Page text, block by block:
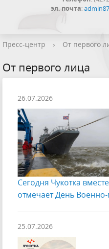
эл. почта:
Пресс-центр › От первого
От первого лица
26.07.2026
Сегодня Чукотка
отмечает День
25.07.2026